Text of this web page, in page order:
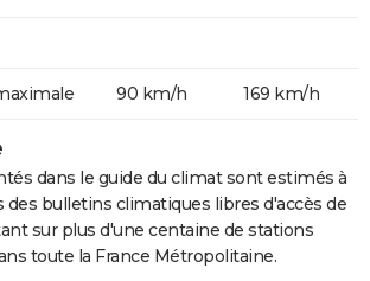
90 km/h 169 km/h
dans le guide du climat sont estimés à
des bulletins climatiques libres d'accès de
sur plus d'une centaine de stations
toute la France Métropolitaine.